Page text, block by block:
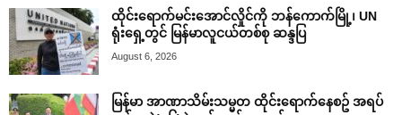
ထိုင်းရောက်မင်းအောင်လှိုင်ကို ဘန်ကောက်မြို့၊ UN
ရုံးရှေ့တွင် မြန်မာလူငယ်တစ်စု ဆန္ဒပြ
August 6, 2026
မြန်မာ အာဏာသိမ်းသမ္မတ ထိုင်းရောက်နေစဥ် အရပ်